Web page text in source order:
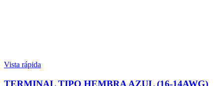
Vista rápida
TERMINAL TIPO HEMBRA AZUL (16-14AWG)